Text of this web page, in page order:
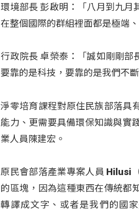
環境部長 彭啟明：「八月到九月
在整個國際的群組裡面都是極端
行政院長 卓榮泰：「誠如剛剛部
要靠的是科技，要靠的是我們不
淨零培育課程對原住民族部落具
能力、更需要具備環保知識與實
業人員陳建宏。
原民會部落產業專案人員 Hilusi
的區塊，因為這種東西在傳統都
轉譯成文字、或者是我們的國